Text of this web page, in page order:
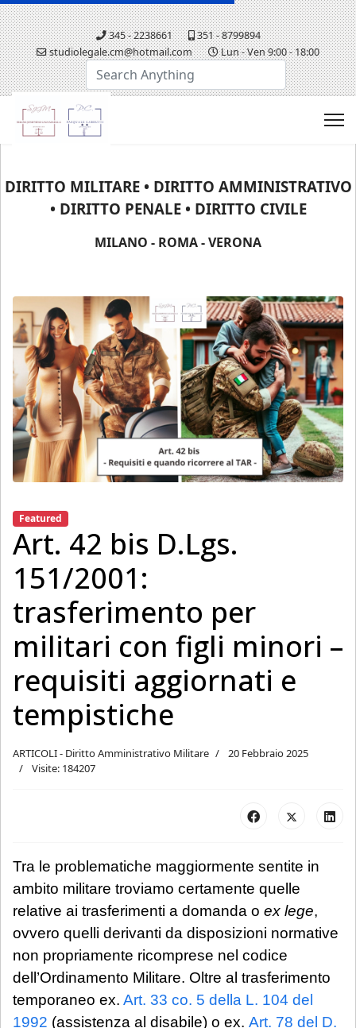
345 - 2238661
351 - 8799894
studiolegale.cm@hotmail.com
Lun - Ven 9:00 - 18:00
DIRITTO MILITARE • DIRITTO AMMINISTRATIVO
• DIRITTO PENALE • DIRITTO CIVILE
MILANO - ROMA - VERONA
Featured
Art. 42 bis D.Lgs.
151/2001:
trasferimento per
militari con figli minori –
requisiti aggiornati e
tempistiche
ARTICOLI - Diritto Amministrativo Militare
20 Febbraio 2025
Visite: 184207
Tra le problematiche maggiormente sentite in
ambito militare troviamo certamente quelle
relative ai trasferimenti a domanda o ex lege,
ovvero quelli derivanti da disposizioni normative
non propriamente ricomprese nel codice
dell’Ordinamento Militare. Oltre al trasferimento
temporaneo ex. Art. 33 co. 5 della L. 104 del
1992 (assistenza al disabile) o ex. Art. 78 del D.